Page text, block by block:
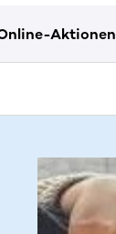
Aktionen